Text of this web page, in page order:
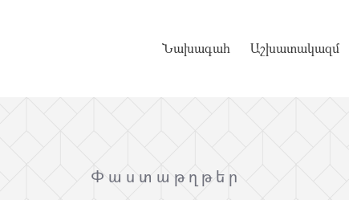
Նախագահ Աշխատակազմ
Փաստաթղթեր